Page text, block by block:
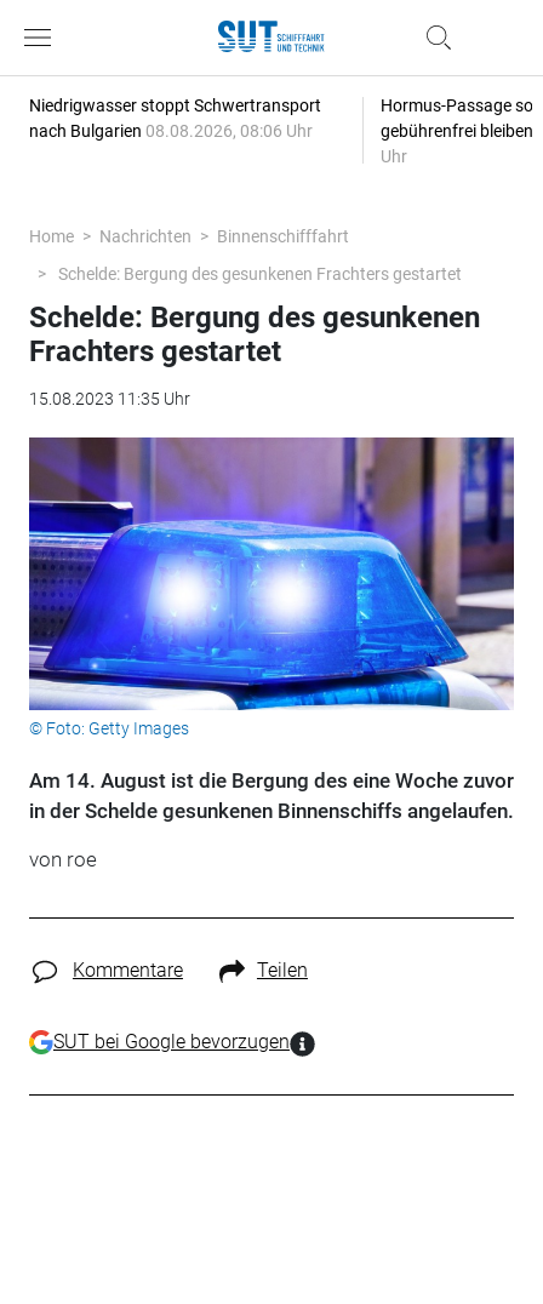
Niedrigwasser stoppt Schwertransport
nach Bulgarien 08.08.2026, 08:06 Uhr
Hormus-Passage
gebührenfrei bleiben
Uhr
Home Nachrichten
Binnenschifffahrt
Schelde: Bergung des gesunkenen Frachters gestartet
Schelde: Bergung des gesunkenen
Frachters gestartet
15.08.2023 11:35 Uhr
© Foto: Getty Images
Am 14. August ist die Bergung des eine Woche zuvor
in der Schelde gesunkenen Binnenschiffs angelaufen.
von roe
Kommentare Teilen
SUT bei Google bevorzugen